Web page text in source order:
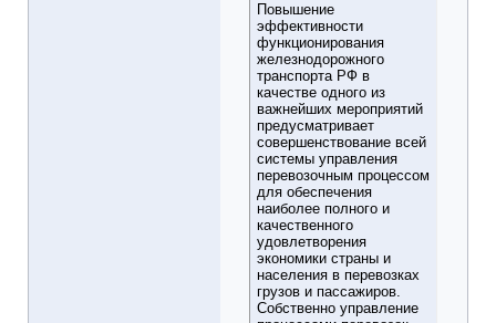
Повышение
эффективности
функционирования
железнодорожного
транспорта РФ в
качестве одного из
важнейших мероприятий
предусматривает
совершенствование всей
системы управления
перевозочным процессом
для обеспечения
наиболее полного и
качественного
удовлетворения
экономики страны и
населения в перевозках
грузов и пассажиров.
Собственно управление